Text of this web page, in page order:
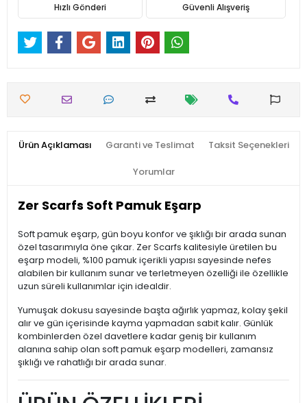
Hızlı Gönderi Güvenli Alışveriş
Ürün Açıklaması Garanti ve Teslimat Taksit Seçenekleri
Yorumlar
Zer Scarfs Soft Pamuk Eşarp
Soft pamuk eşarp, gün boyu konfor ve şıklığı bir arada sunan
özel tasarımıyla öne çıkar. Zer Scarfs kalitesiyle üretilen bu
eşarp modeli, %100 pamuk içerikli yapısı sayesinde nefes
alabilen bir kullanım sunar ve terletmeyen özelliği ile özellikle
uzun süreli kullanımlar için idealdir.
Yumuşak dokusu sayesinde başta ağırlık yapmaz, kolay şekil
alır ve gün içerisinde kayma yapmadan sabit kalır. Günlük
kombinlerden özel davetlere kadar geniş bir kullanım
alanına sahip olan soft pamuk eşarp modelleri, zamansız
şıklığı ve rahatlığı bir arada sunar.